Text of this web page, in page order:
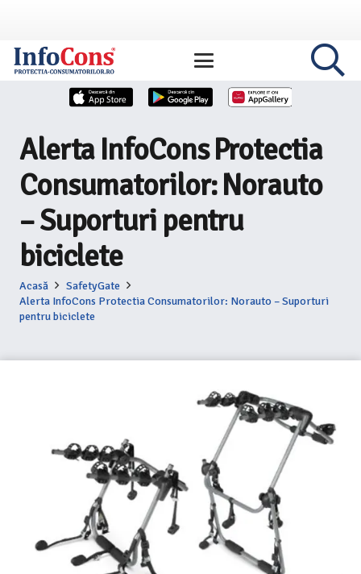
Alerta InfoCons Protectia
Consumatorilor: Norauto
– Suporturi pentru
biciclete
Acasă
SafetyGate
Alerta InfoCons Protectia Consumatorilor: Norauto – Suporturi
pentru biciclete